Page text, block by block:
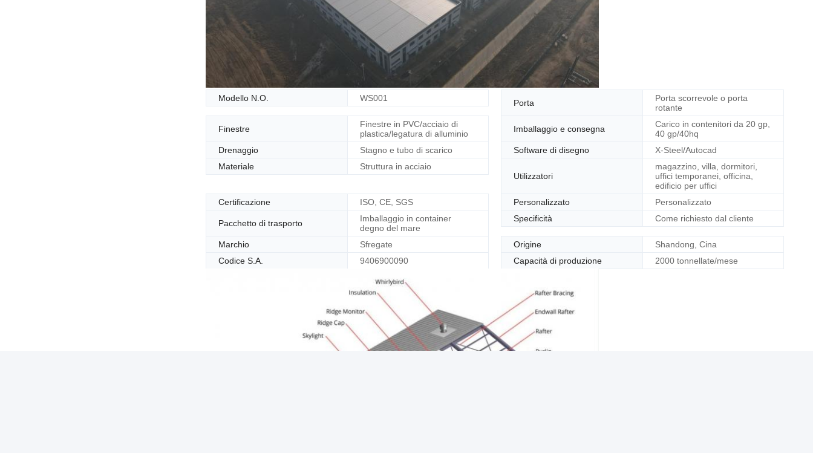
Modello N.O. WS001 Porta
Porta scorrevole o porta
rotante
Finestre
Finestre in PVC/acciaio di
plastica/legatura di alluminio
Imballaggio e consegna
Carico in contenitori da 20 gp,
40 gp/40hq
Drenaggio
Stagno e tubo di scarico Software di disegno
X-Steel/Autocad
Materiale
Struttura in acciaio
Utilizzatori
magazzino, villa, dormitori,
uffici temporanei, officina,
edificio per uffici
Certificazione
ISO, CE, SGS Personalizzato Personalizzato
Pacchetto di trasporto
Imballaggio in container
degno del mare
Specificità Come richiesto dal cliente
Marchio Sfregate Origine
Shandong, Cina
Codice S.A.
9406900090 Capacità di produzione 2000 tonnellate/mese
Patrick
2:19 PM
Good day, what product are you looking